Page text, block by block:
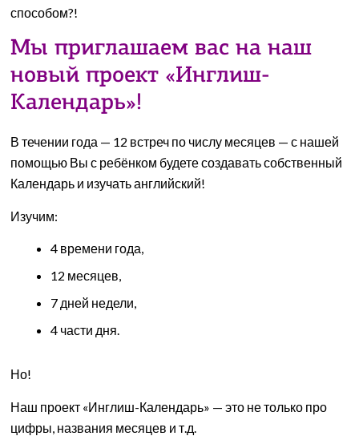
способом?!
Мы приглашаем вас на наш
новый проект «Инглиш-
Календарь»!
В течении года — 12 встреч по числу месяцев — с нашей
помощью Вы с ребёнком будете создавать собственный
Календарь и изучать английский!
Изучим:
4 времени года,
12 месяцев,
7 дней недели,
4 части дня.
Но!
Наш проект «Инглиш-Календарь» — это не только про
цифры, названия месяцев и т.д.